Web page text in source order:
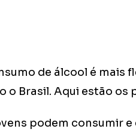
de álcool é mais
o Brasil. Aqui estão os
podem consumir